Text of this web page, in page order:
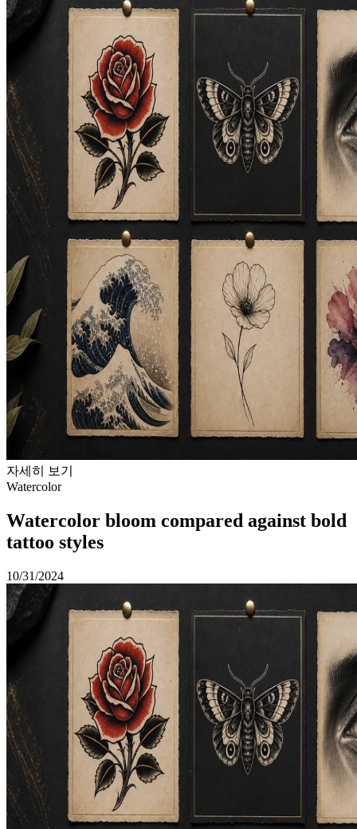
자세히 보기
Watercolor
Watercolor bloom compared against bold
tattoo styles
10/31/2024